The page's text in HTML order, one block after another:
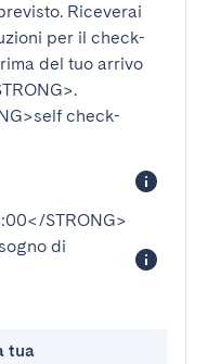
Riceverai
per il check-
del tuo arrivo
.
check-
STRONG>
di
tua